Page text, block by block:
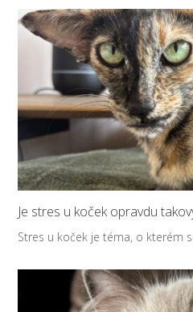
Je stres u koček opravdu
Stres u koček je téma, o kterém